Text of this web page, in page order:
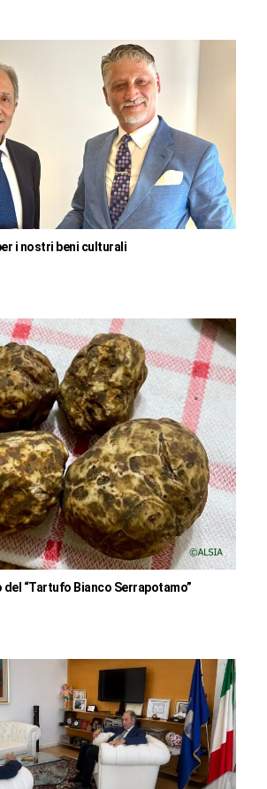
i nostri beni culturali
del “Tartufo Bianco Serrapotamo”